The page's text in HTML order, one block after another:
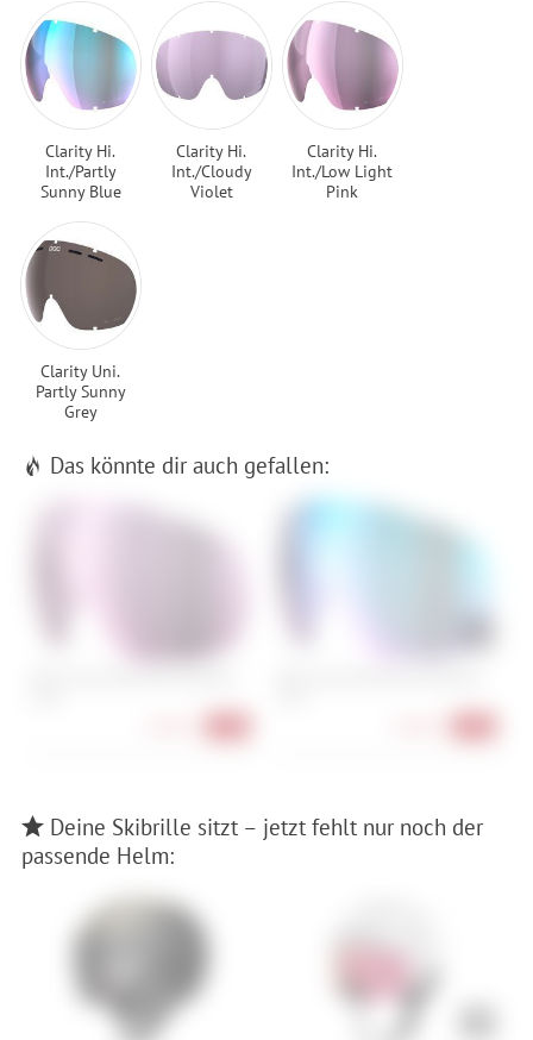
Clarity Hi.
Int./Partly
Sunny Blue
Clarity Hi.
Int./Cloudy
Violet
Clarity Hi.
Int./Low Light
Pink
Clarity Uni.
Partly Sunny
Grey
Das könnte dir auch gefallen:
Deine Skibrille sitzt – jetzt fehlt nur noch der
passende Helm: